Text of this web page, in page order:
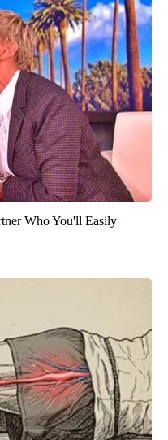
Who You'll Easily